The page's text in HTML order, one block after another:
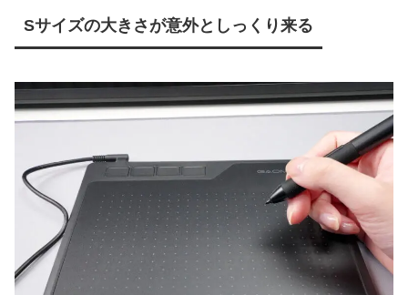
Sサイズの大きさが意外としっくり来る